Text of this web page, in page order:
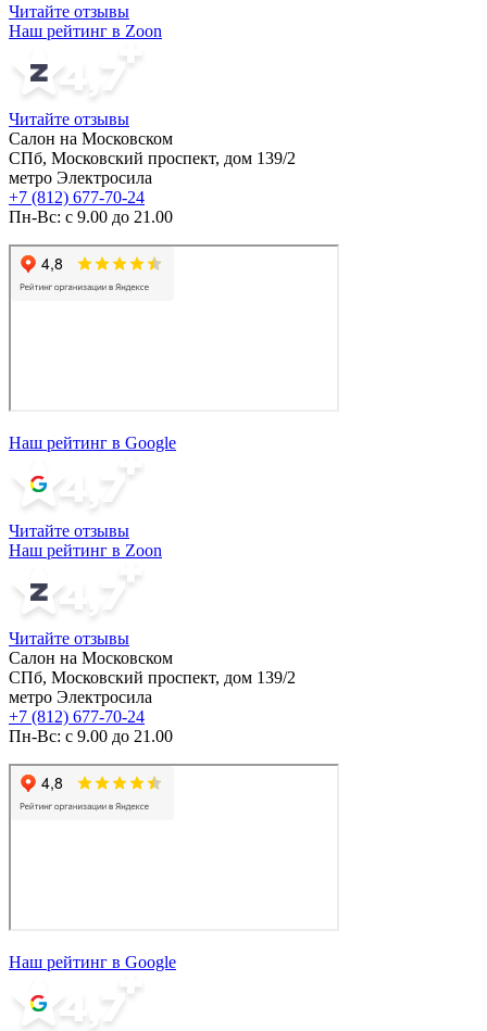
Читайте отзывы
Наш рейтинг в Zoon
Читайте отзывы
Салон на Московском
СПб, Московский проспект, дом 139/2
метро Электросила
+7 (812) 677-70-24
Пн-Вс: с 9.00 до 21.00
Наш рейтинг в Google
Читайте отзывы
Наш рейтинг в Zoon
Читайте отзывы
Салон на Московском
СПб, Московский проспект, дом 139/2
метро Электросила
+7 (812) 677-70-24
Пн-Вс: с 9.00 до 21.00
Наш рейтинг в Google